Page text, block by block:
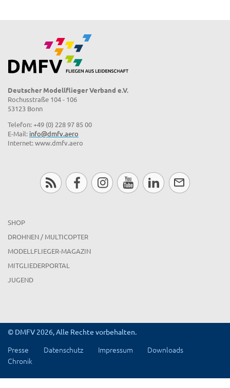
Deutscher Modellflieger Verband e.V.
Rochusstraße 104 - 106
53123 Bonn
Telefon: +49 (0) 228 97 85 00
E-Mail: info@dmfv.aero
Internet: www.dmfv.aero
SHOP
DROHNEN / MULTICOPTER
MODELLFLIEGER-MAGAZIN
MITGLIEDERPORTAL
JUGEND
© DMFV 2026, Alle Rechte vorbehalten.
Presse Datenschutz Impressum
Downloads
Chronik